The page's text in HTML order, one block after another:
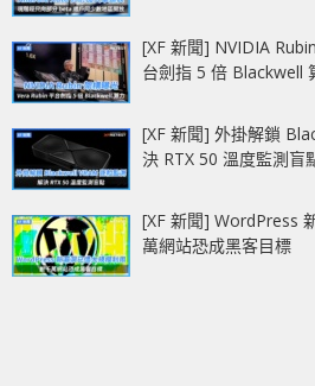
[XF 新聞] NVIDIA
台劍指 5 倍 Blackwell
[XF 新聞] 外掛解鎖
決 RTX 50 溫度監測盲
[XF 新聞] WordPress
萬網站恐成黑客目標